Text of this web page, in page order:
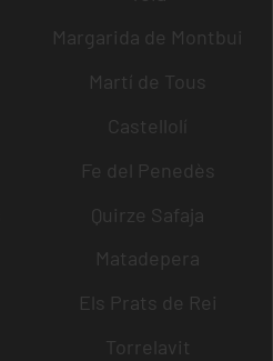
Margarida de Montbui
Martí de Tous
Castellolí
Fe del Penedès
Quirze Safaja
Matadepera
Els Prats de Rei
Torrelavit